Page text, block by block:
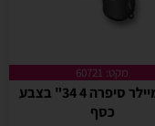
מקט: 60721
בלון מיילר סיפרה 4 34" בצבע
כסף